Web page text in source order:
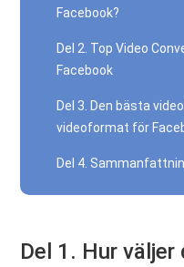
Facebook?
Del 2. Top Video
Facebook
Del 3. Den bästa
videoformat för
Del 4.
Del 1. Hur